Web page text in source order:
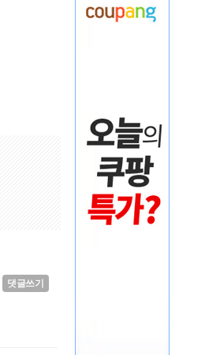
댓글쓰기